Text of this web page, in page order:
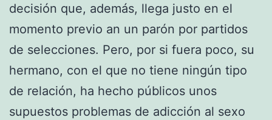
decisión que, además, llega justo en el
momento previo an un parón por partidos
de selecciones. Pero, por si fuera poco, su
hermano, con el que no tiene ningún tipo
de relación, ha hecho públicos unos
supuestos problemas de adicción al sexo